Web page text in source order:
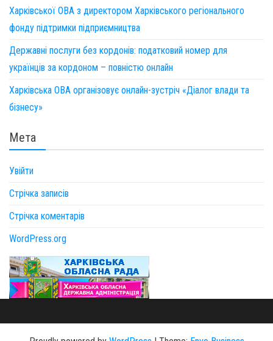
Харківської ОВА з директором Харківського регіонального
фонду підтримки підприємництва
Державні послуги без кордонів: податковий номер для
українців за кордоном – повністю онлайн
Харківська ОВА організовує онлайн-зустріч «Діалог влади та
бізнесу»
Мета
Увійти
Стрічка записів
Стрічка коментарів
WordPress.org